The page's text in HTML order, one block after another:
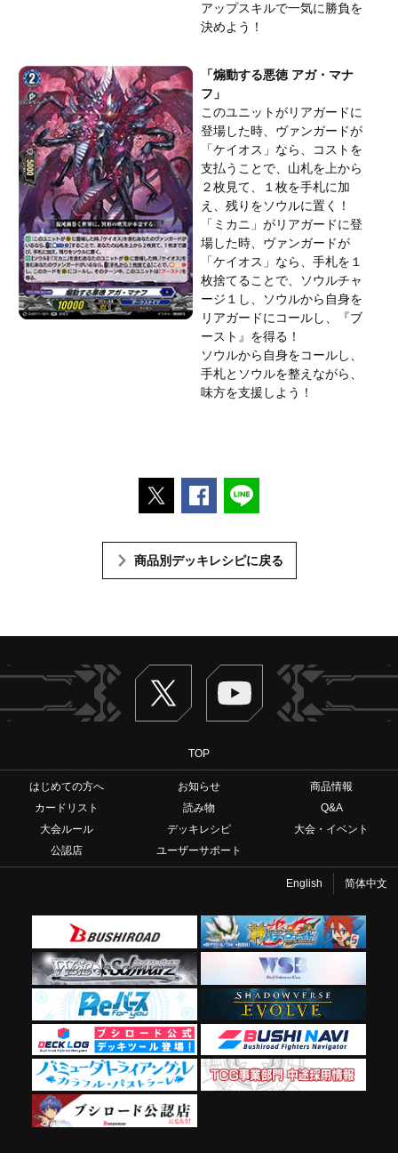
アップスキルで一気に勝負を
決めよう！
「煽動する悪徳 アガ・マナ
フ」
このユニットがリアガードに
登場した時、ヴァンガードが
「ケイオス」なら、コストを
支払うことで、山札を上から
２枚見て、１枚を手札に加
え、残りをソウルに置く！
「ミカニ」がリアガードに登
場した時、ヴァンガードが
「ケイオス」なら、手札を１
枚捨てることで、ソウルチャ
ージ１し、ソウルから自身を
リアガードにコールし、『ブ
ースト』を得る！
ソウルから自身をコールし、
手札とソウルを整えながら、
味方を支援しよう！
ポストするFacebookでシェアする
商品別デッキレシピに戻る
Twitter ヴァンガードch
TOP
はじめての方へ お知らせ
商品情報
カードリスト
読み物
Q&A
大会ルール
デッキレシピ
大会・イベント
公認店
ユーザーサポート
English 简体中文